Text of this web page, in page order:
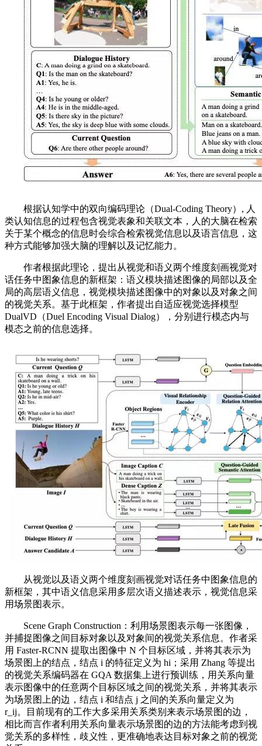
根据认知学中的双向编码理论（Dual-Coding Theory）, 人
类认知信息的过程包含视觉表象和关联文本，人的大脑在检索
关于某个概念的信息时会综合检索视觉信息以及语言信息，这
种方式能够加强大脑的理解以及记忆能力。
作者根据此理论，提出从视觉和语义两个维度刻画视觉对
话任务中图象信息的新框架：语义模块描述图像的局部以及全
局的高层语义信息，视觉模块描述图像中的对象以及对象之间
的视觉关系。基于此框架，作者提出自适应视觉选择模型
DualVD（Duel Encoding Visual Dialog），分别进行模态内与
模态之前的信息选择。
从视觉以及语义两个维度刻画视觉对话任务中图象信息的
新框架，其中语义信息采用多层次语义描述表示，视觉信息采
用场景图表示。
Scene Graph Construction：利用场景图表示每一张图像，
并捕捉图像之间目标对象以及对象间的视觉关系信息。作者采
用 Faster-RCNN 提取出图像中 N 个目标区域，并将其表示为
场景图上的结点，结点 i 的特征定义为 hi；采用 Zhang 等提出
的视觉关系编码器在 GQA 数据集上进行预训练，用关系向量
表示图像中的任意两个目标区域之间的视觉关系，并将其表示
为场景图上的边，结点 i 和结点 j 之间的关系向量定义为
r_ij。目前现有的工作大多采用关系类别来表示场景图的边，
相比而言作者利用关系向量表示场景图的边的方法能考虑到视
觉关系的多样性，歧义性，更准确地表达目标对象之前的视觉